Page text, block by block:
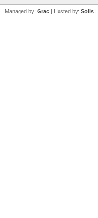
Managed by: Grac | Hosted by: Solis |